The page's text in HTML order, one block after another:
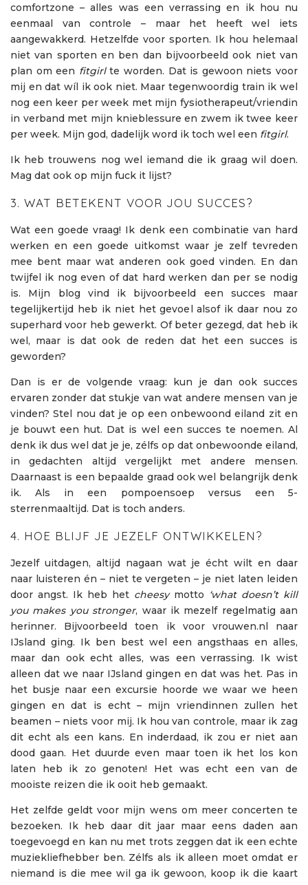
comfortzone – alles was een verrassing en ik hou nu
eenmaal van controle – maar het heeft wel iets
aangewakkerd. Hetzelfde voor sporten. Ik hou helemaal
niet van sporten en ben dan bijvoorbeeld ook niet van
plan om een fitgirlte worden. Dat is gewoon niets voor
mij en dat wíl ik ook niet. Maar tegenwoordig train ik wel
nog een keer per week met mijn fysiotherapeut/vriendin
in verband met mijn knieblessure en zwem ik twee keer
per week. Mijn god, dadelijk word ik toch wel een fitgirl.
Ik heb trouwens nog wel iemand die ik graag wil doen.
Mag dat ook op mijn fuck it lijst?
3. WAT BETEKENT VOOR JOU SUCCES?
Wat een goede vraag! Ik denk een combinatie van hard
werken en een goede uitkomst waar je zelf tevreden
mee bent maar wat anderen ook goed vinden. En dan
twijfel ik nog even of dat hard werken dan per se nodig
is. Mijn blog vind ik bijvoorbeeld een succes maar
tegelijkertijd heb ik niet het gevoel alsof ik daar nou zo
superhard voor heb gewerkt. Of beter gezegd, dat heb ik
wel, maar is dat ook de reden dat het een succes is
geworden?
Dan is er de volgende vraag: kun je dan ook succes
ervaren zonder dat stukje van wat andere mensen van je
vinden? Stel nou dat je op een onbewoond eiland zit en
je bouwt een hut. Dat is wel een succes te noemen. Al
denk ik dus wel dat je je, zélfs op dat onbewoonde eiland,
in gedachten altijd vergelijkt met andere mensen.
Daarnaast is een bepaalde graad ook wel belangrijk denk
ik. Als in een pompoensoep versus een 5-
sterrenmaaltijd. Dat is toch anders.
4. HOE BLIJF JE JEZELF ONTWIKKELEN?
Jezelf uitdagen, altijd nagaan wat je écht wilt en daar
naar luisteren én – niet te vergeten – je niet laten leiden
door angst. Ik heb het cheesymotto ‘what doesn’t kill
you makes you stronger, waar ik mezelf regelmatig aan
herinner. Bijvoorbeeld toen ik voor vrouwen.nl naar
IJsland ging. Ik ben best wel een angsthaas en alles,
maar dan ook echt alles, was een verrassing. Ik wist
alleen dat we naar IJsland gingen en dat was het. Pas in
het busje naar een excursie hoorde we waar we heen
gingen en dat is echt – mijn vriendinnen zullen het
beamen – niets voor mij. Ik hou van controle, maar ik zag
dit echt als een kans. En inderdaad, ik zou er niet aan
dood gaan. Het duurde even maar toen ik het los kon
laten heb ik zo genoten! Het was echt een van de
mooiste reizen die ik ooit heb gemaakt.
Het zelfde geldt voor mijn wens om meer concerten te
bezoeken. Ik heb daar dit jaar maar eens daden aan
toegevoegd en kan nu met trots zeggen dat ik een echte
muziekliefhebber ben. Zélfs als ik alleen moet omdat er
niemand is die mee wil ga ik gewoon, koop ik die kaart